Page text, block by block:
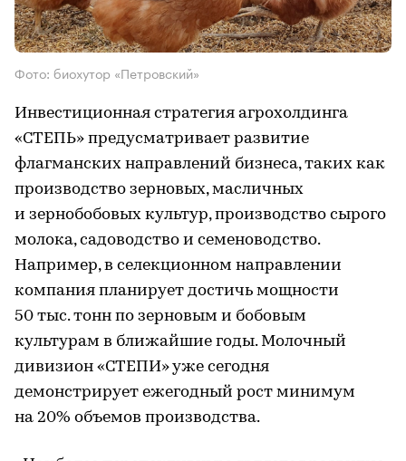
Фото: биохутор «Петровский»
Инвестиционная стратегия агрохолдинга
«СТЕПЬ» предусматривает развитие
флагманских направлений бизнеса, таких как
производство зерновых, масличных
и зернобобовых культур, производство сырого
молока, садоводство и семеноводство.
Например, в селекционном направлении
компания планирует достичь мощности
50 тыс. тонн по зерновым и бобовым
культурам в ближайшие годы. Молочный
дивизион «СТЕПИ» уже сегодня
демонстрирует ежегодный рост минимум
на 20% объемов производства.